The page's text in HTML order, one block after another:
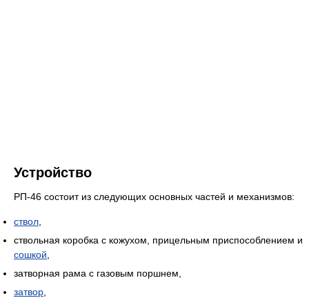
Устройство
РП-46 состоит из следующих основных частей и механизмов:
ствол
ствольная коробка с кожухом, прицельным приспособлением и
сошкой
затворная рама с газовым поршнем,
затвор